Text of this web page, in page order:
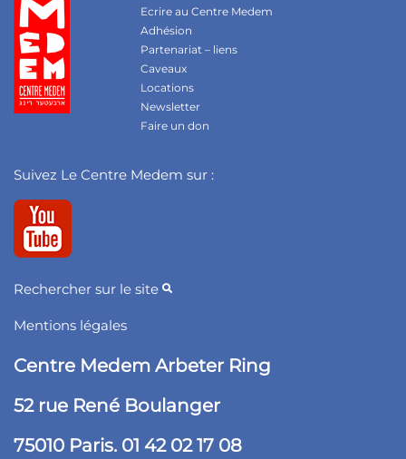
Ecrire au Centre Medem
Adhésion
Partenariat – liens
Caveaux
Locations
Newsletter
Faire un don
Suivez Le Centre Medem sur :
Rechercher sur le site
Mentions légales
Centre Medem Arbeter Ring
52 rue René Boulanger
75010 Paris. 01 42 02 17 08